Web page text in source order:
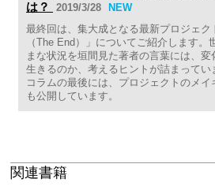
は？
2019/3/28 NEW
最終回は、集大成となる最新プロジェ
（The End）」についてご紹介します
まな状況を垣間見た著者の言葉には、変
生きるのか、考えるヒントが詰まってい
コラムの最後には、プロジェクトのメ
も公開しています。
関連書籍